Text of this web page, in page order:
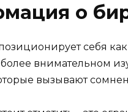
о
себя
внимательном
вызывают